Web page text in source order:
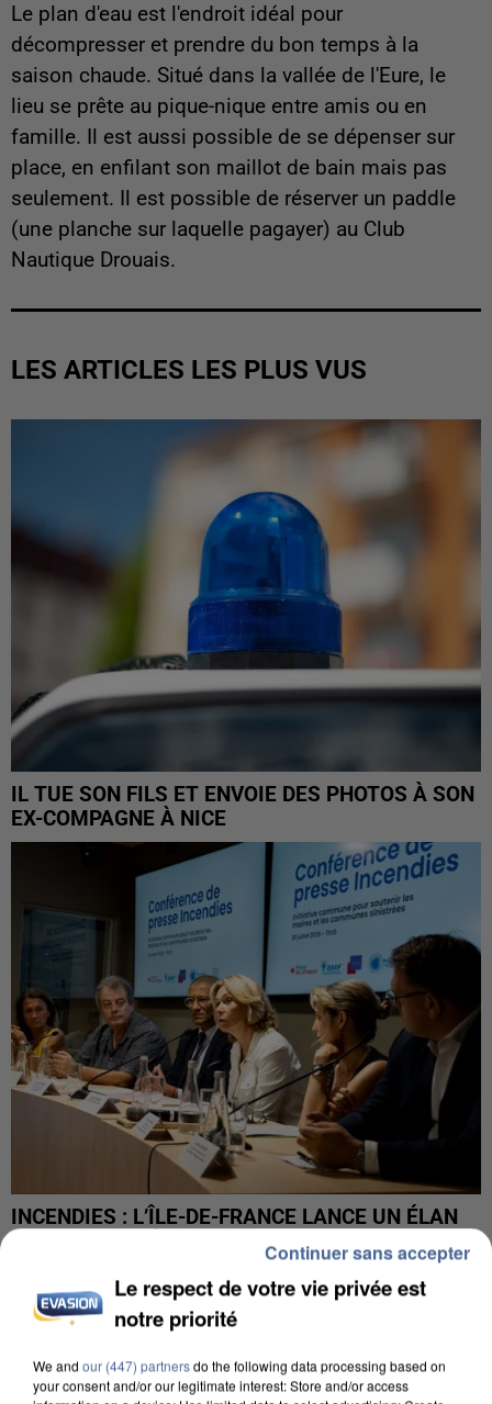
Le plan d'eau est l'endroit idéal pour
décompresser et prendre du bon temps à la
saison chaude. Situé dans la vallée de l'Eure, le
lieu se prête au pique-nique entre amis ou en
famille. Il est aussi possible de se dépenser sur
place, en enfilant son maillot de bain mais pas
seulement. Il est possible de réserver un paddle
(une planche sur laquelle pagayer) au Club
Nautique Drouais.
LES ARTICLES LES PLUS VUS
IL TUE SON FILS ET ENVOIE DES PHOTOS À SON
EX-COMPAGNE À NICE
INCENDIES : L’ÎLE-DE-FRANCE LANCE UN ÉLAN
DE SOLIDARITÉ AVEC LES...
Le respect de votre vie privée est
notre priorité
We and our (447) partnersdo the following data processing based on
your consent and/or our legitimate interest: Store and/or access
Continuer sans accepter